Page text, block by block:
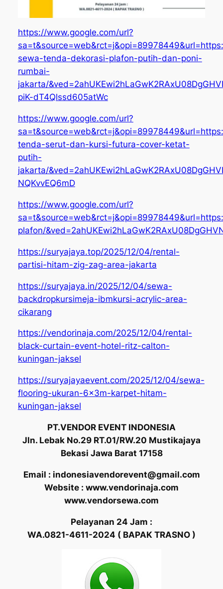
https://www.google.com/url?
sewa-tenda-dekorasi-plafon-putih-dan-poni-
rumbai-
jakarta/
piK-dT4Qlssd605atWc
https://www.google.com/url?
tenda-serut-dan-kursi-futura-cover-ketat-
putih-
jakarta/
NQKvvEQ6mD
https://www.google.com/url?
plafon/
https://suryajaya.top/2025/12/04/rental-
partisi-hitam-zig-zag-area-jakarta
https://suryajaya.in/2025/12/04/sewa-
backdropkursimeja-ibmkursi-acrylic-area-
cikarang
https://vendorinaja.com/2025/12/04/rental-
black-curtain-event-hotel-ritz-calton-
kuningan-jaksel
https://suryajayaevent.com/2025/12/04/sewa-
flooring-ukuran-6x3m-karpet-hitam-
kuningan-jaksel
PT.VENDOR EVENT INDONESIA
Jln. Lebak No.29 RT.01/RW.20 Mustikajaya
Bekasi Jawa Barat 17158
Email : indonesiavendorevent@gmail.com
Website : www.vendorinaja.com
www.vendorsewa.com
Pelayanan 24 Jam :
WA.0821-4611-2024 ( BAPAK TRASNO )